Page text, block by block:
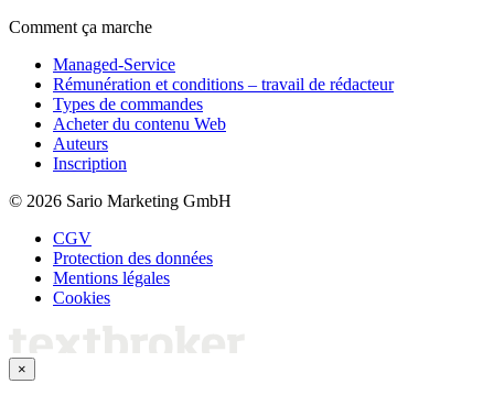
Comment ça marche
Managed-Service
Rémunération et conditions – travail de rédacteur
Types de commandes
Acheter du contenu Web
Auteurs
Inscription
© 2026 Sario Marketing GmbH
CGV
Protection des données
Mentions légales
Cookies
×